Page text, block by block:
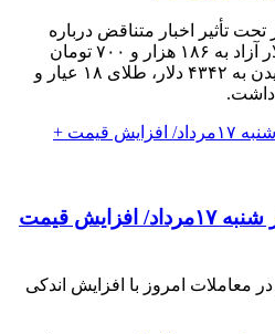
تحت تأثیر اخبار متناقض درباره
مذاکرات هرمز قرار گرفت.دلار آزاد به ۱۸۶ هزار و ۷۰۰ تومان
کاهش یافت، اونس طلا با رسیدن به ۴۳۴۲ دلار، طلای ۱۸ عیار و
داشت.
قیمت طلای ۱۸عیار امروز شنبه ۱۷مرداد/ افزایش قیمت
قیمت طلای ۱۸عیار در معاملات امروز با افزایش اندکی